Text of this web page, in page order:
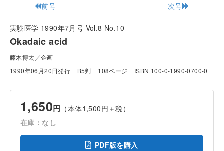
前号 次号
実験医学 1990年7月号 Vol.8 No.10
Okadaic acid
藤木博太／企画
1990年06月20日発行
B5判 108ページ ISBN 100-0-1990-0700-0
1,650円 （本体1,500円＋税）
在庫：なし
PDF版を購入